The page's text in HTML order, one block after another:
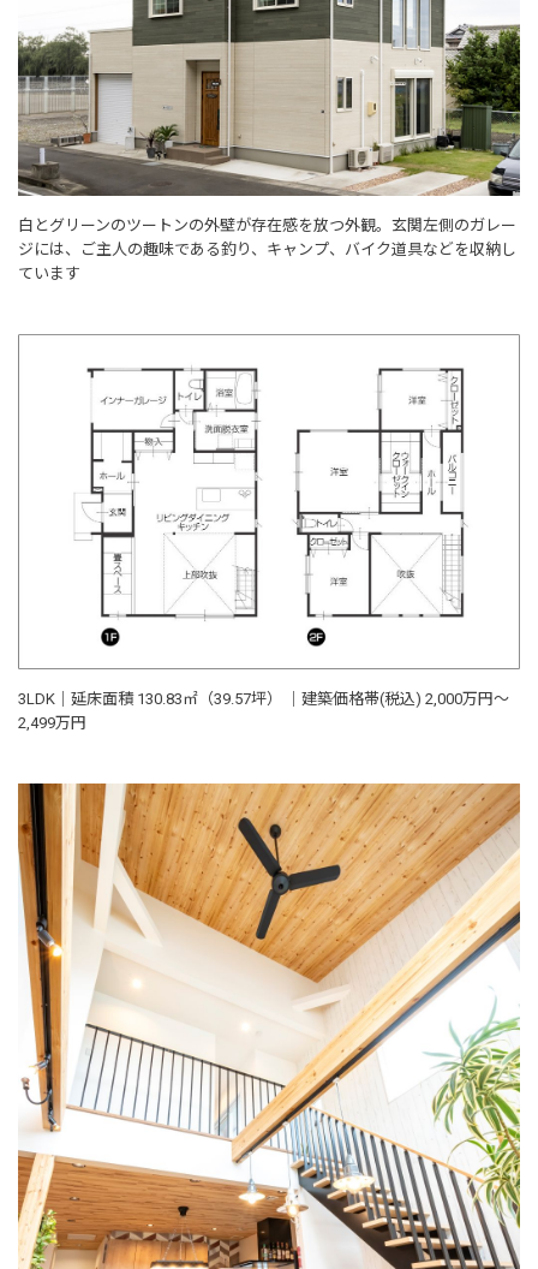
白とグリーンのツートンの外壁が存在感を放つ外観。玄関左側のガレー
ジには、ご主人の趣味である釣り、キャンプ、バイク道具などを収納し
ています
3LDK｜延床面積 130.83㎡（39.57坪） ｜建築価格帯(税込) 2,000万円～
2,499万円